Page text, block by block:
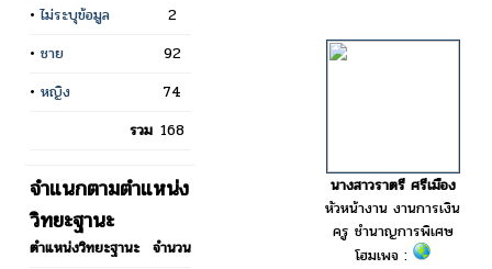
•ไม่ระบุข้อมูล
2
• ชาย
92
• หญิง
74
รวม 168
จำแนกตามตำแหน่ง
วิทยะฐานะ
ตำแหน่งวิทยะฐานะ จำนวน
นางสาวราตรี ศรีเมือง
หัวหน้างาน งานการเงิน
ครู ชำนาญการพิเศษ
โฮมเพจ :